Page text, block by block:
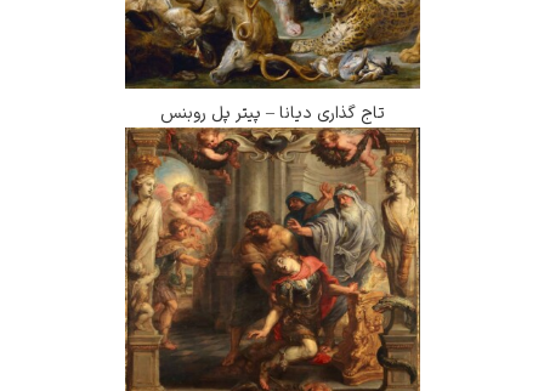
تاج گذاری دیانا – پیتر پل روبنس